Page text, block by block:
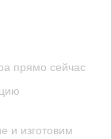
прямо сейчас
и изготовим